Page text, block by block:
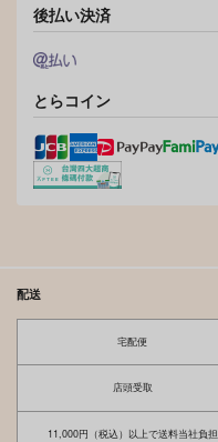
後払い決済
とらコイン
配送
宅配便
店頭受取
11,000円（税込）以上で送料当社負担